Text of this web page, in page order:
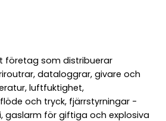
företag som distribuerar
dataloggrar, givare och
luftfuktighet,
och tryck, fjärrstyrningar -
gaslarm för giftiga och explosiva